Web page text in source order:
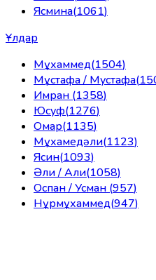
Ясмина(1061)
Ұлдар
Мұхаммед(1504)
Мұстафа / Мустафа(
Имран (1358)
Юсуф(1276)
Омар(1135)
Мұхамедәли(1123)
Ясин(1093)
Әли / Али(1058)
Оспан / Усман (957)
Нұрмұхаммед(947)